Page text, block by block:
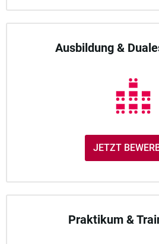
Ausbildung &
JETZT
Praktikum &